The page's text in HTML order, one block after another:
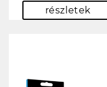
részletek